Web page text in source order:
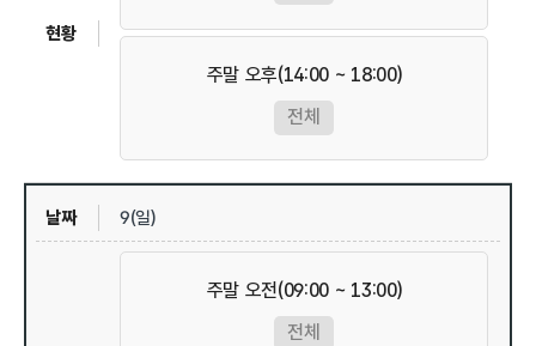
주말 오후(14:00 ~ 18:00)
전체
9(일)
주말 오전(09:00 ~ 13:00)
전체